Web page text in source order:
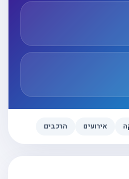
אירועים הרכבים